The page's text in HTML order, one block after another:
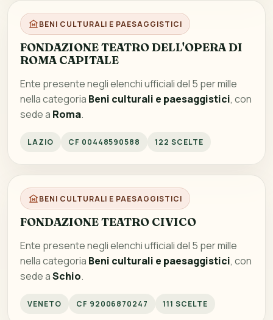
BENI CULTURALI E PAESAGGISTICI
FONDAZIONE TEATRO DELL'OPERA DI
ROMA CAPITALE
Ente presente negli elenchi ufficiali del 5 per mille
nella categoria Beni culturali e paesaggistici, con
sede a Roma.
LAZIO CF 00448590588 122 SCELTE
BENI CULTURALI E PAESAGGISTICI
FONDAZIONE TEATRO CIVICO
Ente presente negli elenchi ufficiali del 5 per mille
nella categoria Beni culturali e paesaggistici, con
sede aSchio.
VENETO CF 92006870247 111 SCELTE